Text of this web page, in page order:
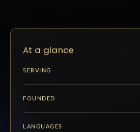
At a glance
SERVING
FOUNDED
LANGUAGES